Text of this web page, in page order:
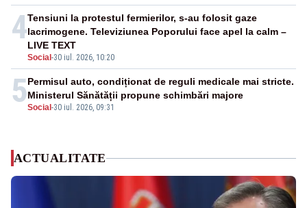
4
Social -30 iul. 2026, 10:20
Tensiuni la protestul fermierilor, s-au folosit gaze
lacrimogene. Televiziunea Poporului face apel la calm –
LIVE TEXT
5Social -30 iul. 2026, 09:31
Permisul auto, condiționat de reguli medicale mai stricte.
Ministerul Sănătății propune schimbări majore
ACTUALITATE